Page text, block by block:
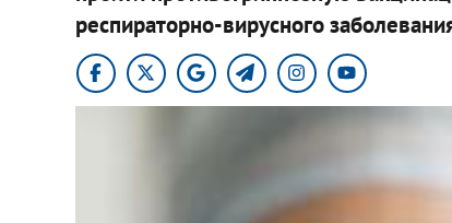
респираторно-вирусного